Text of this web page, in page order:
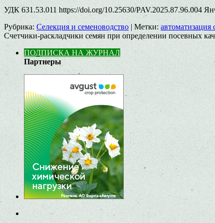
УДК 631.53.011 https://doi.org/10.25630/
Рубрика: Селекция и семеноводство | Метки: автоматизация
Счетчики-раскладчики семян при определении посевных
ПОДПИСКА НА ЖУРНАЛ
Партнеры